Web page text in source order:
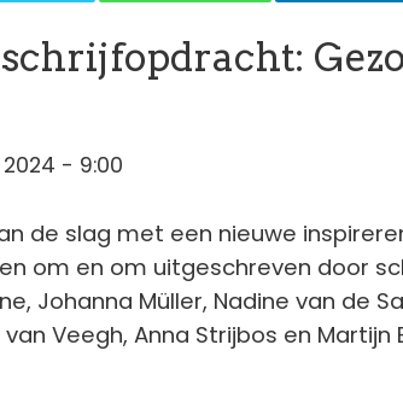
2024 - 9:00
de slag met een nieuwe
om en om uitgeschreven door
Johanna Müller, Nadine van de
Veegh, Anna Strijbos en Martijn